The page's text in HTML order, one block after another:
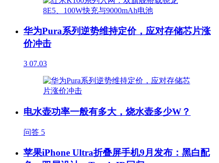
华为Pura系列逆势维持定价，应对存储芯片涨
价冲击
3 07.03
电水壶功率一般有多大，烧水壶多少W？
问答 5
苹果iPhone Ultra折叠屏手机9月发布：黑白配